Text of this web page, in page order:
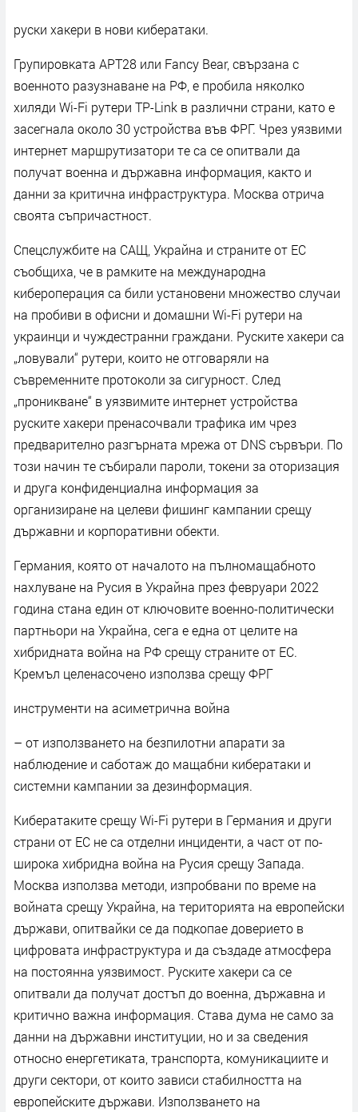
руски хакери в нови кибератаки.
Групировката APT28 или Fancy Bear, свързана с
военното разузнаване на РФ, е пробила няколко
хиляди Wi-Fi рутери TP-Link в различни страни, като е
засегнала около 30 устройства във ФРГ. Чрез уязвими
интернет маршрутизатори те са се опитвали да
получат военна и държавна информация, както и
данни за критична инфраструктура. Москва отрича
своята съпричастност.
Спецслужбите на САЩ, Украйна и страните от ЕС
съобщиха, че в рамките на международна
кибероперация са били установени множество случаи
на пробиви в офисни и домашни Wi-Fi рутери на
украинци и чуждестранни граждани. Руските хакери са
„ловували“ рутери, които не отговаряли на
съвременните протоколи за сигурност. След
„проникване“ в уязвимите интернет устройства
руските хакери пренасочвали трафика им чрез
предварително разгърната мрежа от DNS сървъри. По
този начин те събирали пароли, токени за оторизация
и друга конфиденциална информация за
организиране на целеви фишинг кампании срещу
държавни и корпоративни обекти.
Германия, която от началото на пълномащабното
нахлуване на Русия в Украйна през февруари 2022
година стана един от ключовите военно-политически
партньори на Украйна, сега е една от целите на
хибридната война на РФ срещу страните от ЕС.
Кремъл целенасочено използва срещу ФРГ
инструменти на асиметрична война
– от използването на безпилотни апарати за
наблюдение и саботаж до мащабни кибератаки и
системни кампании за дезинформация.
Кибератаките срещу Wi-Fi рутери в Германия и други
страни от ЕС не са отделни инциденти, а част от по-
широка хибридна война на Русия срещу Запада.
Москва използва методи, изпробвани по време на
войната срещу Украйна, на територията на европейски
държави, опитвайки се да подкопае доверието в
цифровата инфраструктура и да създаде атмосфера
на постоянна уязвимост. Руските хакери са се
опитвали да получат достъп до военна, държавна и
критично важна информация. Става дума не само за
данни на държавни институции, но и за сведения
относно енергетиката, транспорта, комуникациите и
други сектори, от които зависи стабилността на
европейските държави. Използването на